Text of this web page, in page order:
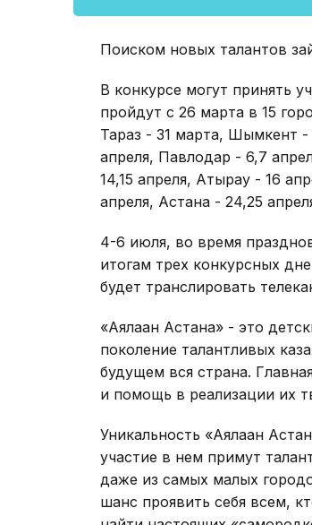
Поиском новых талантов
В конкурсе могут принять
пройдут с 26 марта в 15
Тараз - 31 марта, Шымкент -
апреля, Павлодар - 6,7
14,15 апреля, Атырау - 16
апреля, Астана - 24,25
4-6 июля, во время
итогам трех конкурсных
будет транслировать
«Аялаған Астана» - это
поколение талантливых
будущем вся страна.
и помощь в реализации их
Уникальность «Аялаған
участие в нем примут
даже из самых малых
шанс проявить себя всем,